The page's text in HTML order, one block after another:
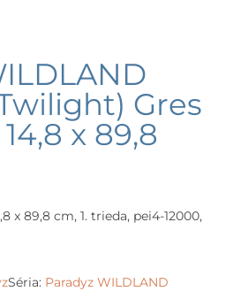
Gres
x 89,8
x 89,8 cm, 1. trieda, pei4-12000,
Séria: Paradyz WILDLAND